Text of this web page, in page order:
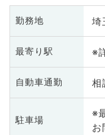
勤務地 埼
最寄り駅 ※
自動車通勤 相
駐車場
※
お